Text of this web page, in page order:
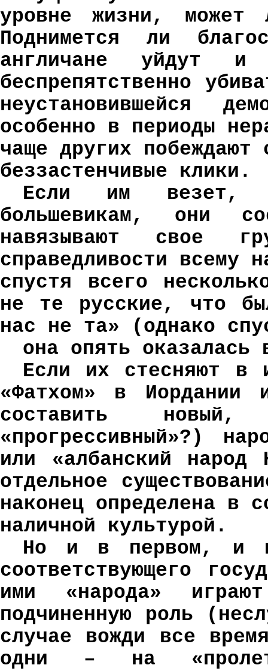
уровне жизни, может
Поднимется ли
англичане уйдут и
беспрепятственно
неустановившейся
особенно в периоды
чаще других побеждают
беззастенчивые
Если им везет,
большевикам, они
навязывают свое
справедливости всему
спустя всего
не те русские, что
нас не та» (однако
она опять
Если их стесняют в
«Фатхом» в
составить новый,
«прогрессивный»?)
или «албанский народ
отдельное
наконец определена в
наличной культурой.
Но и в первом, и
соответствующего
ими «народа»
подчиненную роль
случае вожди все
одни – на